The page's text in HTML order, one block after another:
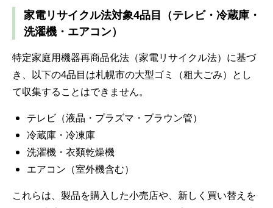
家電リサイクル法対象4品目（テレビ・冷蔵庫・
洗濯機・エアコン）
特定家庭用機器再商品化法（家電リサイクル法）に基づ
き、以下の4品目は札幌市の大型ゴミ（粗大ごみ）とし
て収集することはできません。
テレビ（液晶・プラズマ・ブラウン管）
冷蔵庫・冷凍庫
洗濯機・衣類乾燥機
エアコン（室外機含む）
これらは、製品を購入した小売店や、新しく買い替えを